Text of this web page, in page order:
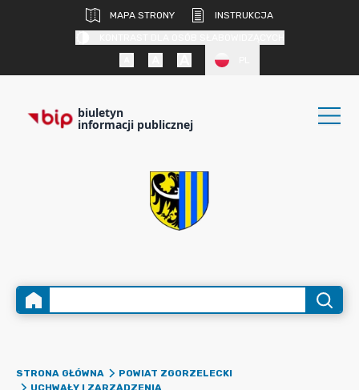
MAPA STRONY
INSTRUKCJA
biuletyn
informacji publicznej
STRONA GŁÓWNA
POWIAT ZGORZELECKI
UCHWAŁY I ZARZĄDZENIA